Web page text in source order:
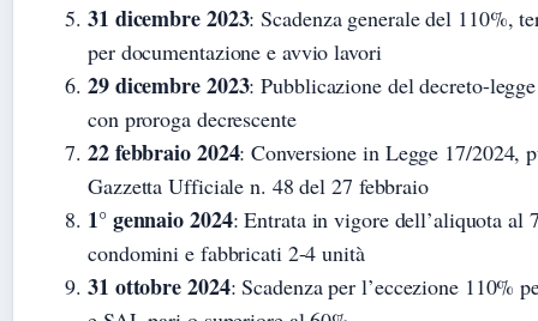
31 dicembre 2023: Scadenza generale del 110%,
per documentazione e avvio lavori
29 dicembre 2023: Pubblicazione del decreto-
con proroga decrescente
22 febbraio 2024: Conversione in Legge 17/2024,
Gazzetta Ufficiale n. 48 del 27 febbraio
1° gennaio 2024: Entrata in vigore dell’aliquota al
condomini e fabbricati 2-4 unità
31 ottobre 2024: Scadenza per l’eccezione 110%